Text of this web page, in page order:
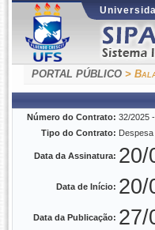
PORTAL PÚBLICO >
Número do Contrato: 32/2025
Tipo do Contrato: Despesa
Data da Assinatura: 20/
Data de Início: 20/
Data da Publicação: 27/